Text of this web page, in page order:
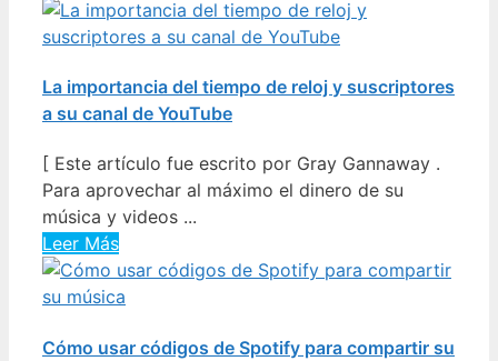
La importancia del tiempo de reloj y suscriptores
a su canal de YouTube
[ Este artículo fue escrito por Gray Gannaway .
Para aprovechar al máximo el dinero de su
música y videos ...
Leer Más
Cómo usar códigos de Spotify para compartir su